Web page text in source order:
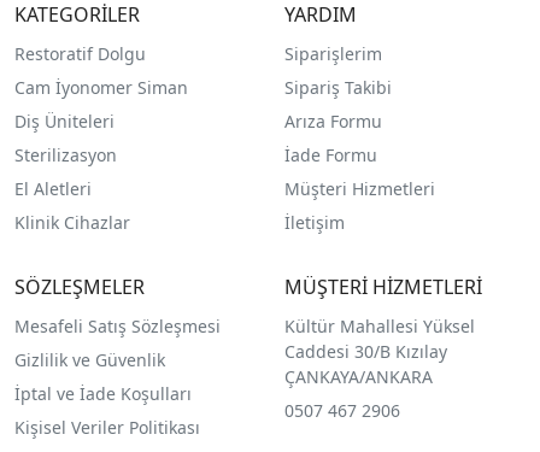
KATEGORİLER
Restoratif Dolgu
Cam İyonomer Siman
Diş Üniteleri
Sterilizasyon
El Aletleri
Klinik Cihazlar
YARDIM
Siparişlerim
Sipariş Takibi
Arıza Formu
İade Formu
Müşteri Hizmetleri
İletişim
SÖZLEŞMELER
Mesafeli Satış Sözleşmesi
Gizlilik ve Güvenlik
İptal ve İade Koşulları
Kişisel Veriler Politikası
MÜŞTERİ HİZMETLERİ
Kültür Mahallesi Yüksel
Caddesi 30/B Kızılay
ÇANKAYA/ANKARA
0507 467 2906